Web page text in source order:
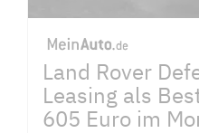
Land Rover
Leasing als
605 Euro im